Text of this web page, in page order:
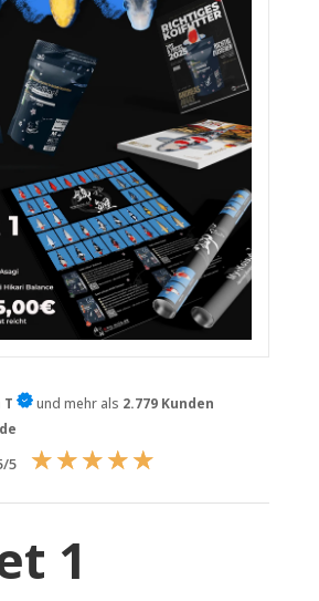
und mehr als 2.779 Kunden
5 ☆☆☆☆☆
1